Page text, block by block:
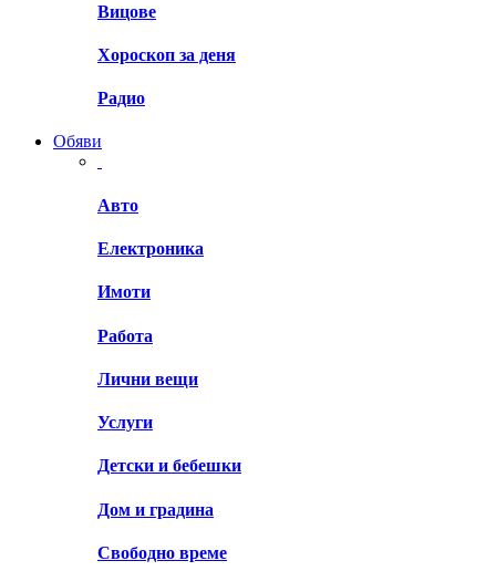
Вицове
Хороскоп за деня
Радио
Обяви
Авто
Електроника
Имоти
Работа
Лични вещи
Услуги
Детски и бебешки
Дом и градина
Свободно време